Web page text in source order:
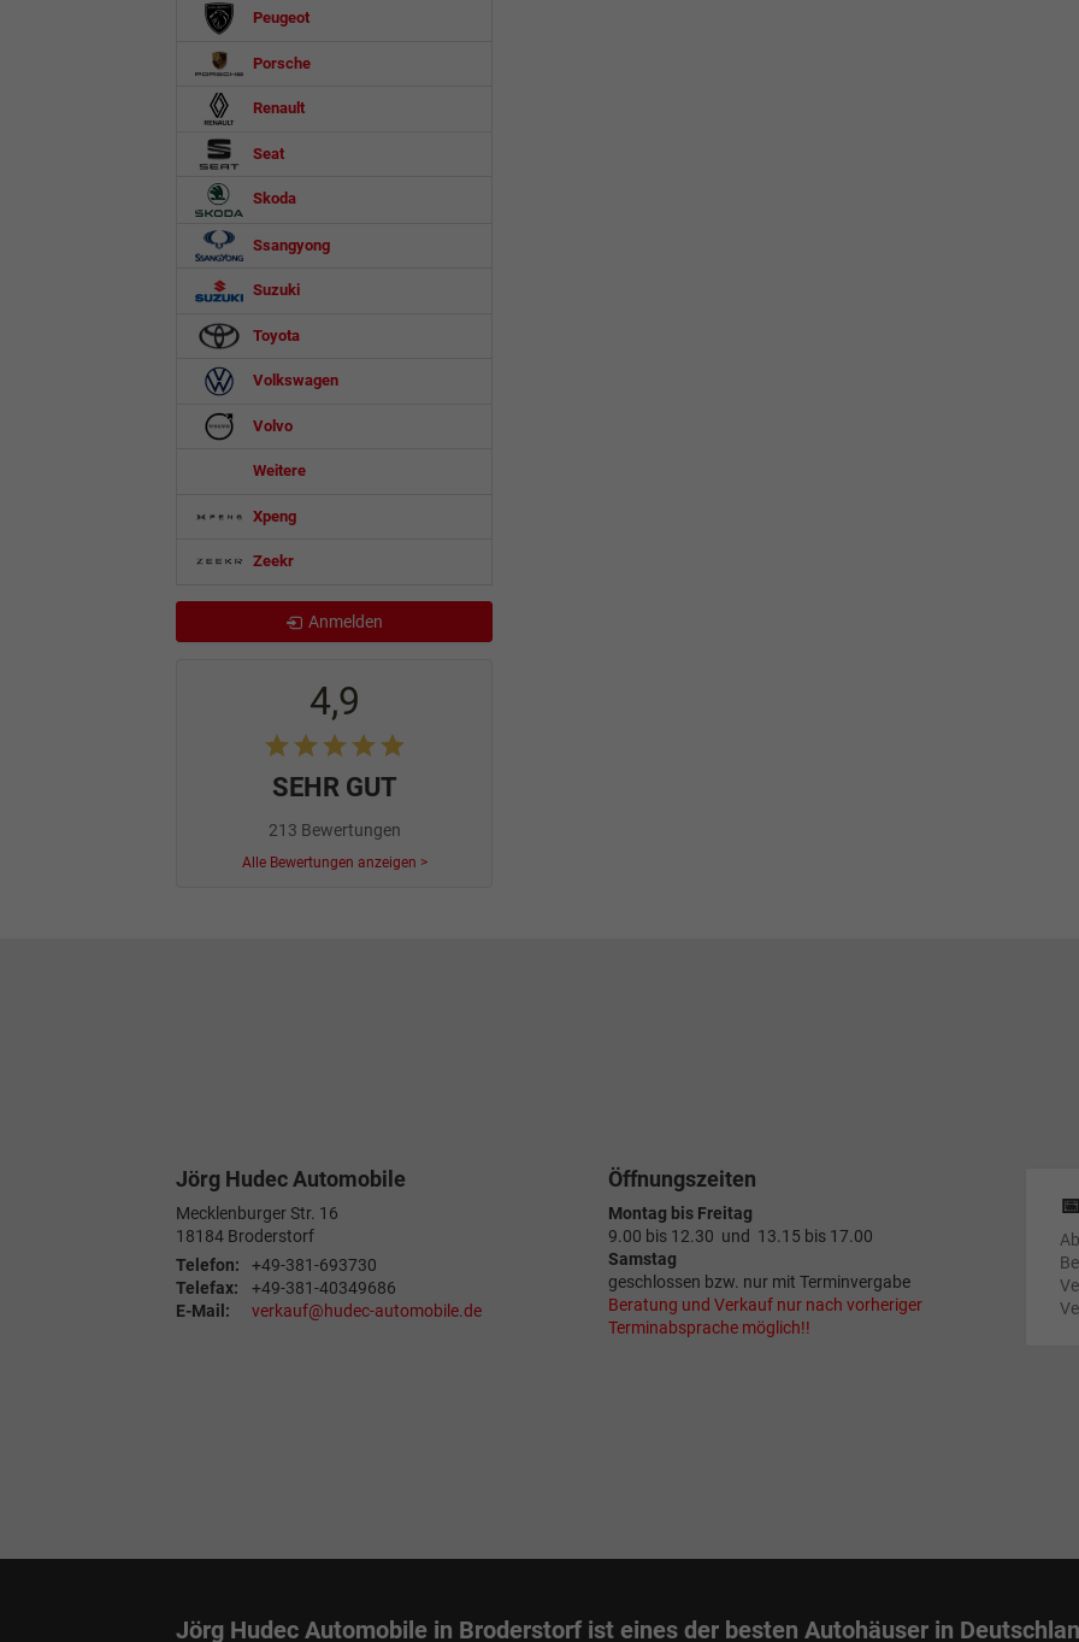
Peugeot
Porsche
Renault
Seat
Skoda
Ssangyong
Suzuki
Toyota
Volkswagen
Volvo
Weitere
Xpeng
Zeekr
Anmelden
4,9
SEHR GUT
213 Bewertungen
Alle Bewertungen anzeigen >
Jörg Hudec Automobile
Mecklenburger Str. 16
18184 Broderstorf
Telefon:
+49-381-693730
Telefax:
+49-381-40349686
E-Mail:
verkauf@hudec-automobile.de
Öffnungszeiten
Montag bis Freitag
9.00 bis 12.30 und 13.15 bis 17.00
Samstag
geschlossen bzw. nur mit Terminvergabe
Beratung und Verkauf nur nach vorheriger
Terminabsprache möglich!!
Jörg Hudec Automobile in Broderstorf ist eines der besten Autohäuser in